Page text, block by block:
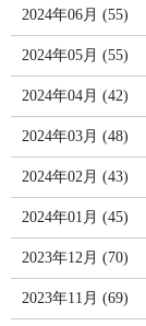
2024年06月 (55)
2024年05月 (55)
2024年04月 (42)
2024年03月 (48)
2024年02月 (43)
2024年01月 (45)
2023年12月 (70)
2023年11月 (69)